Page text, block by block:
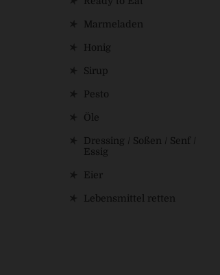
Marmeladen
Honig
Sirup
Pesto
Öle
Dressing / Soßen / Senf /
Essig
Eier
Lebensmittel retten